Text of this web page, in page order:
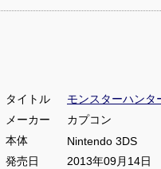
タイトル
モンスターハンタ
メーカー
カプコン
本体
Nintendo 3DS
発売日
2013年09月14日